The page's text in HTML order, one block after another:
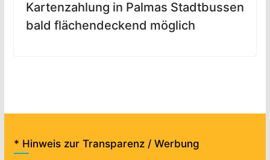
Kartenzahlung in Palmas Stadtbussen
bald flächendeckend möglich
* Hinweis zur Transparenz / Werbung